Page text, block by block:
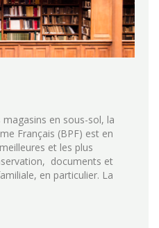
en sous-sol, la
Français (BPF) est en
et les plus
documents et
en particulier. La